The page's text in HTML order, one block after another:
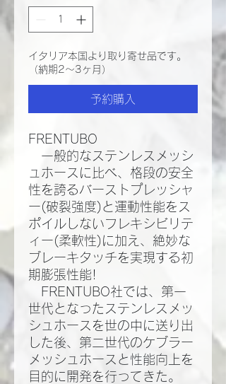
イタリア本国より取り寄せ品です。
（納期2～3ヶ月）
予約購入
FRENTUBO
一般的なステンレスメッシ
ュホースに比べ、格段の安全
性を誇るバーストプレッシャ
ー(破裂強度)と運動性能をス
ポイルしないフレキシビリテ
ィー(柔軟性)に加え、絶妙な
ブレーキタッチを実現する初
期膨張性能!​
FRENTUBO社では、第一
世代となったステンレスメッ
シュホースを世の中に送り出
した後、第二世代のケブラー
メッシュホースと性能向上を
目的に開発を行ってきた。​